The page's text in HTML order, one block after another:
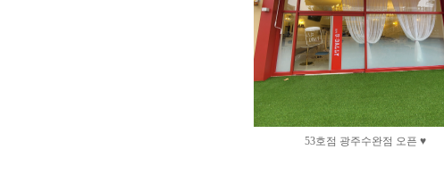
53호점 광주수완점 오픈 ♥